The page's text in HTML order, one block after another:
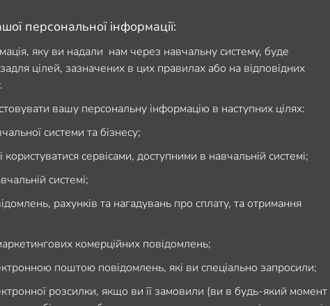
персональної інформації:
яку ви надали нам через навчальну систему, буде
цілей, зазначених в цих правилах або на відповідних
вашу персональну інформацію в наступних цілях:
системи та бізнесу;
сервісами, доступними в навчальній системі;
системі;
рахунків та нагадувань про сплату, та отримання
комерційних повідомлень;
поштою повідомлень, які ви спеціально запросили;
розсилки, якщо ви її замовили (ви в будь-який момент